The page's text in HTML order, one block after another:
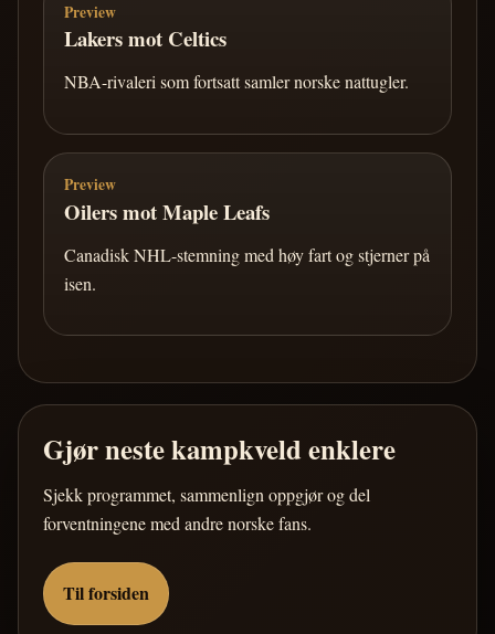
Preview
Lakers mot Celtics
NBA-rivaleri som fortsatt samler norske nattugler.
Preview
Oilers mot Maple Leafs
Canadisk NHL-stemning med høy fart og stjerner på
isen.
Gjør neste kampkveld enklere
Sjekk programmet, sammenlign oppgjør og del
forventningene med andre norske fans.
Til forsiden